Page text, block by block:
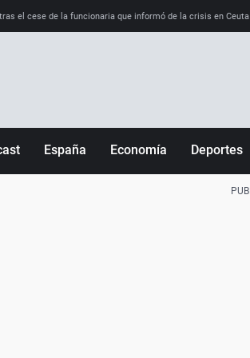
el cese de la funcionaria que informó de la crisis en Ceuta
España Economía Deportes